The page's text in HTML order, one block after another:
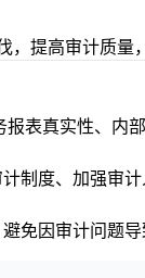
提高审计质
表真实性、内部
制度、加强审计
免因审计问题导